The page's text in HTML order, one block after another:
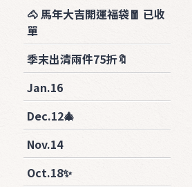
🐴 馬年大吉開運福袋🧧 已收
單
季末出清兩件75折🔖
Jan.16
Dec.12🎄
Nov.14
Oct.18✨